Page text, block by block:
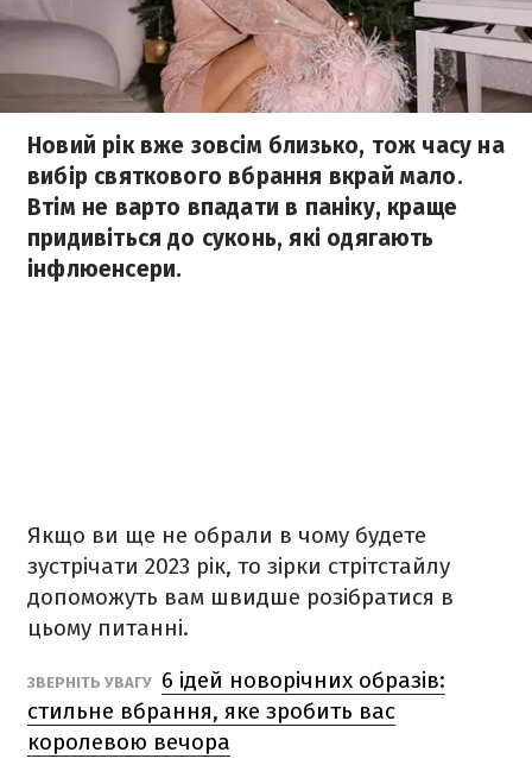
Новий рік вже зовсім близько, тож часу на
вибір святкового вбрання вкрай мало.
Втім не варто впадати в паніку, краще
придивіться до суконь, які одягають
інфлюенсери.
Якщо ви ще не обрали в чому будете
зустрічати 2023 рік, то зірки стрітстайлу
допоможуть вам швидше розібратися в
цьому питанні.
ЗВЕРНІТЬ УВАГУ 6 ідей новорічних образів:
стильне вбрання, яке зробить вас
королевою вечора